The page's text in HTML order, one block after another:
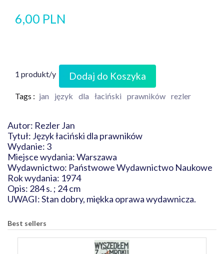
6,00 PLN
1 produkt/y Dodaj do Koszyka
Tags : jan język dla łaciński prawników rezler
Autor: Rezler Jan
Tytuł: Język łaciński dla prawników
Wydanie: 3
Miejsce wydania: Warszawa
Wydawnictwo: Państwowe Wydawnictwo Naukowe
Rok wydania: 1974
Opis: 284 s. ; 24 cm
UWAGI: Stan dobry, miękka oprawa wydawnicza.
Best sellers